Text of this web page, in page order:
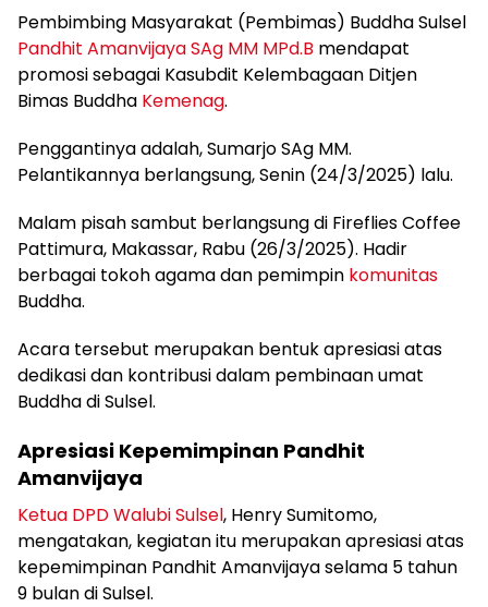
Pembimbing Masyarakat (Pembimas) Buddha Sulsel
Pandhit Amanvijaya SAg MM MPd.B mendapat
promosi sebagai Kasubdit Kelembagaan Ditjen
Bimas Buddha Kemenag.
Penggantinya adalah, Sumarjo SAg MM.
Pelantikannya berlangsung, Senin (24/3/2025) lalu.
Malam pisah sambut berlangsung di Fireflies Coffee
Pattimura, Makassar, Rabu (26/3/2025). Hadir
berbagai tokoh agama dan pemimpin komunitas
Buddha.
Acara tersebut merupakan bentuk apresiasi atas
dedikasi dan kontribusi dalam pembinaan umat
Buddha di Sulsel.
Apresiasi Kepemimpinan Pandhit
Amanvijaya
Ketua DPD Walubi Sulsel, Henry Sumitomo,
mengatakan, kegiatan itu merupakan apresiasi atas
kepemimpinan Pandhit Amanvijaya selama 5 tahun
9 bulan di Sulsel.